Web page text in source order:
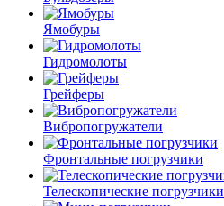
Ямобуры
Гидромолоты
Грейферы
Вибро­погружатели
Фронтальные погрузчики
Телескопические погрузчики